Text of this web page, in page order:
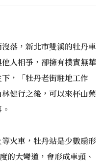
落，新北市雙溪的牡丹車
人相爭，卻擁有樸實無華
，「牡丹老街駐地工作
健行之後，可以來杯山藥
火車，牡丹站是少數扇形
的大彎道，會形成車頭、